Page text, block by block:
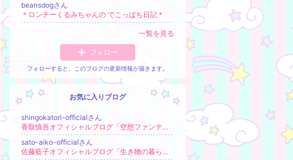
beansdogさん
＊ロンチーくるみちゃんの でこっぱち日記＊
一覧を見る
フォロー
フォローすると、このブログの更新情報が届きます。
お気に入りブログ
shingokatori-officialさん
香取慎吾オフィシャルブログ「空想ファンテジー」Powered by Ameba
sato-aiko-officialさん
佐藤藍子オフィシャルブログ「生き物の暮らし手帳」Powered by Ameba